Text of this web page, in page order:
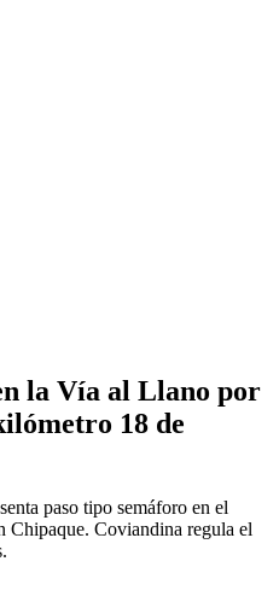
la Vía al Llano por
18 de
paso tipo semáforo en el
Chipaque. Coviandina regula el